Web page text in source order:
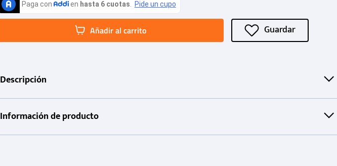
Añadir al carrito
Descripción
Información de producto